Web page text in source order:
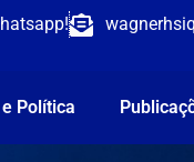
Política